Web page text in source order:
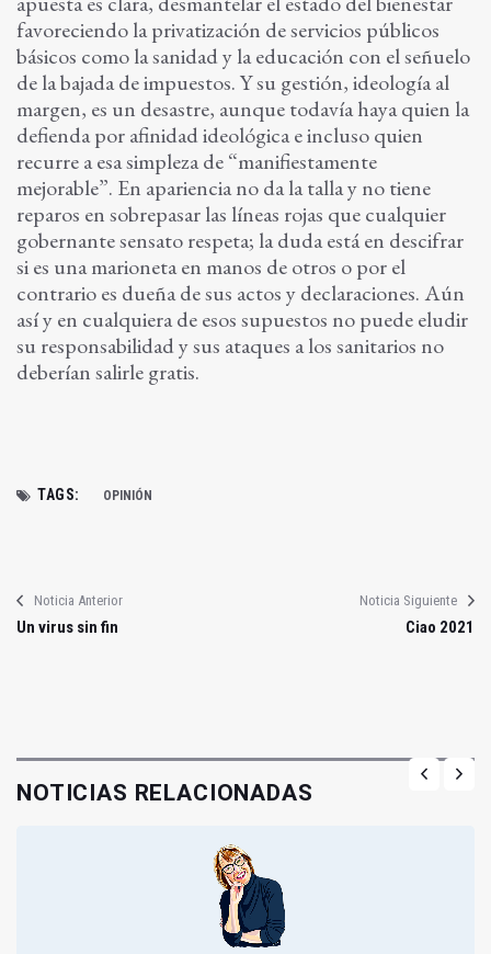
favoreciendo la privatización de servicios públicos
básicos como la sanidad y la educación con el señuelo
de la bajada de impuestos. Y su gestión, ideología al
margen, es un desastre, aunque todavía haya quien la
defienda por afinidad ideológica e incluso quien
recurre a esa simpleza de “manifiestamente
mejorable”. En apariencia no da la talla y no tiene
reparos en sobrepasar las líneas rojas que cualquier
gobernante sensato respeta; la duda está en descifrar
si es una marioneta en manos de otros o por el
contrario es dueña de sus actos y declaraciones. Aún
así y en cualquiera de esos supuestos no puede eludir
su responsabilidad y sus ataques a los sanitarios no
deberían salirle gratis.
TAGS: OPINIÓN
Noticia Anterior
Un virus sin fin
Noticia Siguiente
Ciao 2021
NOTICIAS RELACIONADAS